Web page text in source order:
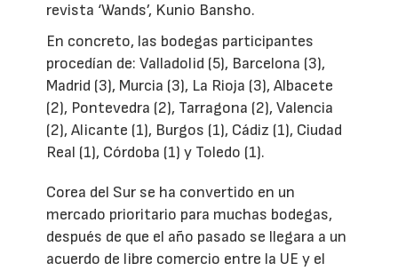
revista ‘Wands’, Kunio Bansho.
En concreto, las bodegas participantes
procedían de: Valladolid (5), Barcelona (3),
Madrid (3), Murcia (3), La Rioja (3), Albacete
(2), Pontevedra (2), Tarragona (2), Valencia
(2), Alicante (1), Burgos (1), Cádiz (1), Ciudad
Real (1), Córdoba (1) y Toledo (1).
Corea del Sur se ha convertido en un
mercado prioritario para muchas bodegas,
después de que el año pasado se llegara a un
acuerdo de libre comercio entre la UE y el